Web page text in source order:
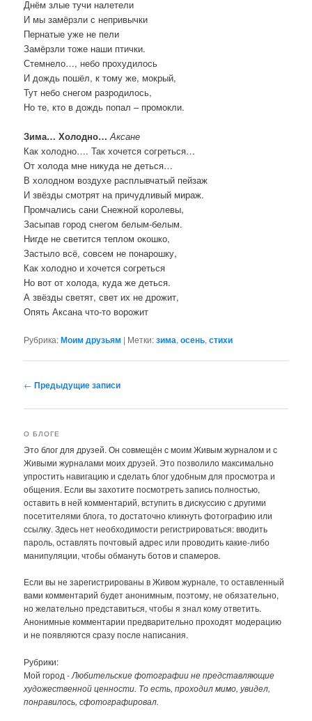
Днём злые тучи налетели
И мы замёрзли с непривычки
Пернатые уже не пели
Замёрзли тоже наши птички.
Стемнело…, небо прохудилось
И дождь пошёл, к тому же, мокрый,
Тут небо снегом разродилось,
Но те, кто в дождь попал – промокли.
Зима… Холодно… Аксане
Как холодно…. Так хочется согреться…
От холода мне никуда не деться…
В холодном воздухе расплывчатый пейзаж
И звёзды смотрят на причудливый мираж.
Промчались сани Снежной королевы,
Засыпав город снегом белым-белым.
Нигде не светится теплом окошко,
Застыло всё, совсем не понарошку,
Как холодно и хочется согреться
Но вот от холода, куда же деться.
А звёзды светят, свет их не дрожит,
Опять Аксана что-то ворожит
Рубрика:Моим друзьям | Метки:зима,осень,стихи
Навигация
записям
← Предыдущие записи
О БЛОГЕ
Это блог для друзей. Он совмещён с моим Живым журналом и с
Живыми журналами моих друзей. Это позволило максимально
упростить навигацию и сделать блог удобным для просмотра и
общения. Если вы захотите посмотреть запись полностью,
оставить в ней комментарий, вступить в дискуссию с другими
посетителями блога, то достаточно кликнуть фотографию или
ссылку. Здесь нет необходимости регистрироваться: вводить
пароль, оставлять почтовый адрес или проводить какие-либо
манипуляции, чтобы обмануть ботов и спамеров.
Если вы не зарегистрированы в Живом журнале, то оставленный
вами комментарий будет анонимным, поэтому, не обязательно,
но желательно представиться, чтобы я знал кому ответить.
Анонимные комментарии предварительно проходят модерацию
и не появляются сразу после написания.
Рубрики:
Мой город -Любительские фотографии не представляющие
художественной ценности. То есть, проходил мимо, увидел,
понравилось, сфотографировал.